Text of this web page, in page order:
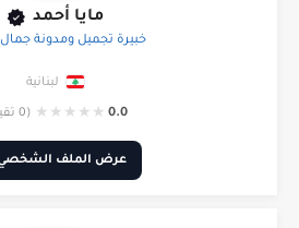
مايا أحمد
خبيرة تجميل ومدونة جمال
لبنانية
0.0
★
★
★
★
★ (0 تقييم)
عرض الملف